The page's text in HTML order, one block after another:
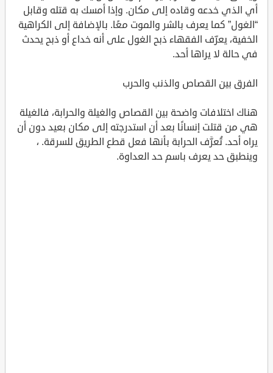
أي الذي خدعه وقاده إلى مكان. وإذا أمسك به قتله وقابل
“الغول” كما يعرف بالشر والموت معًا. بالإضافة إلى الكراهية
الخفية، يعرّف الفقهاء ذبح الغول على أنه خداع أو ذبح يحدث
في حالة لا يراها أحد.
الفرق بين القصاص والذنب والحرب
هناك اختلافات واضحة بين القصاص والغيلة والحرابة، فالغيلة
هي من قتلت إنسانًا بعد أن استدرجته إلى مكان بعيد دون أن
يراه أحد. تُعرَّف الحرابة بأنها فعل قطع الطريق للسرقة. ،
وينطبق حد يعرف باسم حد العداوة.